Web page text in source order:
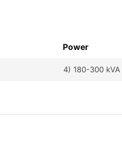
Power
4) 180-300 kVA